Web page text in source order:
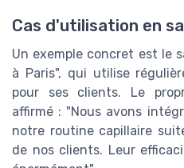
Cas d'utilisation en
Un exemple concret est le
à Paris", qui utilise
pour ses clients. Le
affirmé : "Nous avons
notre routine capillaire
de nos clients. Leur